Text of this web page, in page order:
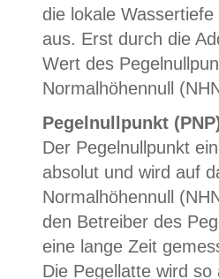
die lokale
aus. Erst durch die
Wert des
Normalhöhennull
Pegelnullpunkt
Der Pegelnullpunkt
absolut und wird auf
Normalhöhennull
den Betreiber des
eine lange Zeit
Die Pegellatte wird